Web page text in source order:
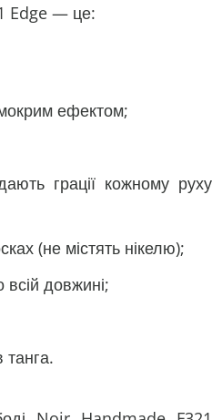
Edge — це:
ефектом;
грації кожному руху
(не містять нікелю);
довжині;
танга.